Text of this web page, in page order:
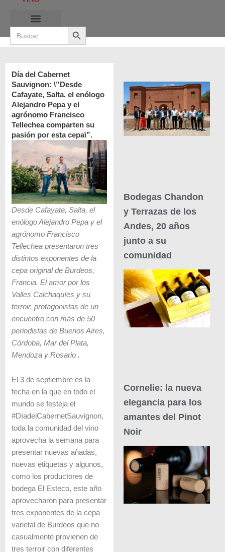
contenido
Search
for:
Search Button
Día del Cabernet
Sauvignon: \”Desde
Cafayate, Salta, el enólogo
Alejandro Pepa y el
agrónomo Francisco
Tellechea comparten su
pasión por esta cepa\”.
Desde Cafayate, Salta, el
enólogo Alejandro Pepa y el
agrónomo Francisco
Tellechea presentaron tres
distintos exponentes de la
cepa original de Burdeos,
Francia. El amor por los
Valles Calchaquíes y su
terroir, protagonistas de un
encuentro con más de 50
periodistas de Buenos Aires,
Córdoba, Mar del Plata,
Mendoza y Rosario .
El 3 de septiembre es la
fecha en la que en todo el
mundo se festeja el
#DíadelCabernetSauvignon,
toda la comunidad del vino
aprovecha la semana para
presentar nuevas añadas,
nuevas etiquetas y algunos,
como los productores de
bodega El Esteco, este año
aprovecharon para presentar
tres exponentes de la cepa
varietal de Burdeos que no
casualmente provienen de
tres terroir con diferentes
Bodegas Chandon
y Terrazas de los
Andes, 20 años
junto a su
comunidad
Cornelie: la nueva
elegancia para los
amantes del Pinot
Noir